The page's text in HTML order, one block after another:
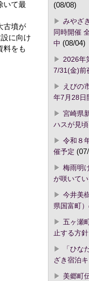
いて最
古墳が
に向け
料をも
(08/08)
みやざ
同時開催
中 (08/04)
2026年
7/31(金)前
えびの
年7月28日
宮崎県
ハスが見頃
令和８
催予定
梅雨明
が咲いてい
今井美
県国富町
五ヶ瀬
止する方
「ひな
ざき宿泊
美郷町